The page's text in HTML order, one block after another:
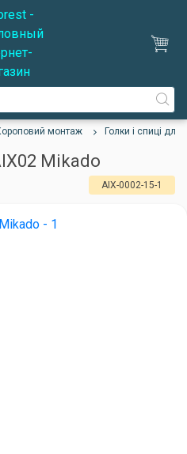
монтаж Голки і спиці для
Mikado
AIX-0002-15-1